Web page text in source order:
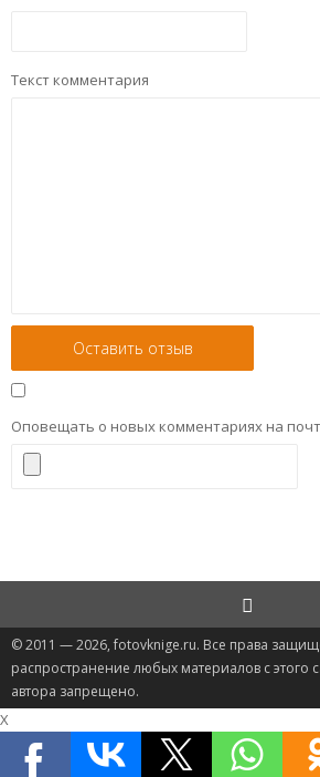
Текст комментария
Оповещать о новых комментариях на
© 2011 — 2026, fotovknige.ru. Все права
распространение любых материалов с этого
автора запрещено.
X